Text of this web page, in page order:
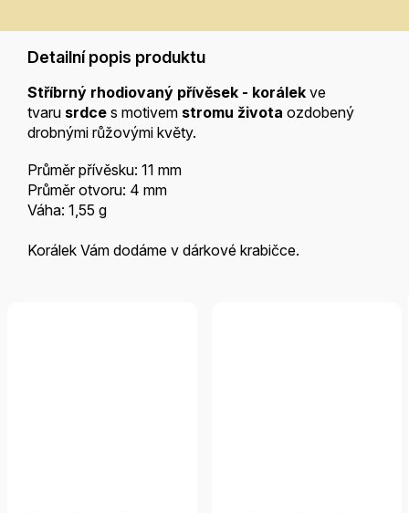
Detailní popis produktu
Stříbrný rhodiovaný přívěsek - korálek ve
tvaru srdce s motivem stromu života ozdobený
drobnými růžovými květy.
Průměr přívěsku: 11 mm
Průměr otvoru: 4 mm
Váha: 1,55 g
Korálek Vám dodáme v dárkové krabičce.